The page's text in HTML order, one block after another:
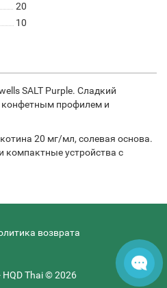
20
10
SALT Purple. Сладкий
профилем и
20 мг/мл, солевая основа.
компактные устройства с
возврата
HQD Thai © 2026